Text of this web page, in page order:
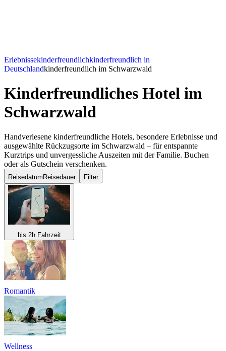
Erlebnissekinderfreundlichkinderfreundlich in
Deutschlandkinderfreundlich im Schwarzwald
Kinderfreundliches Hotel im
Schwarzwald
Handverlesene kinderfreundliche Hotels, besondere Erlebnisse und
ausgewählte Rückzugsorte im Schwarzwald – für entspannte
Kurztrips und unvergessliche Auszeiten mit der Familie. Buchen
oder als Gutschein verschenken.
Reisedatum Reisedauer Filter
bis 2h Fahrzeit
Romantik
Wellness